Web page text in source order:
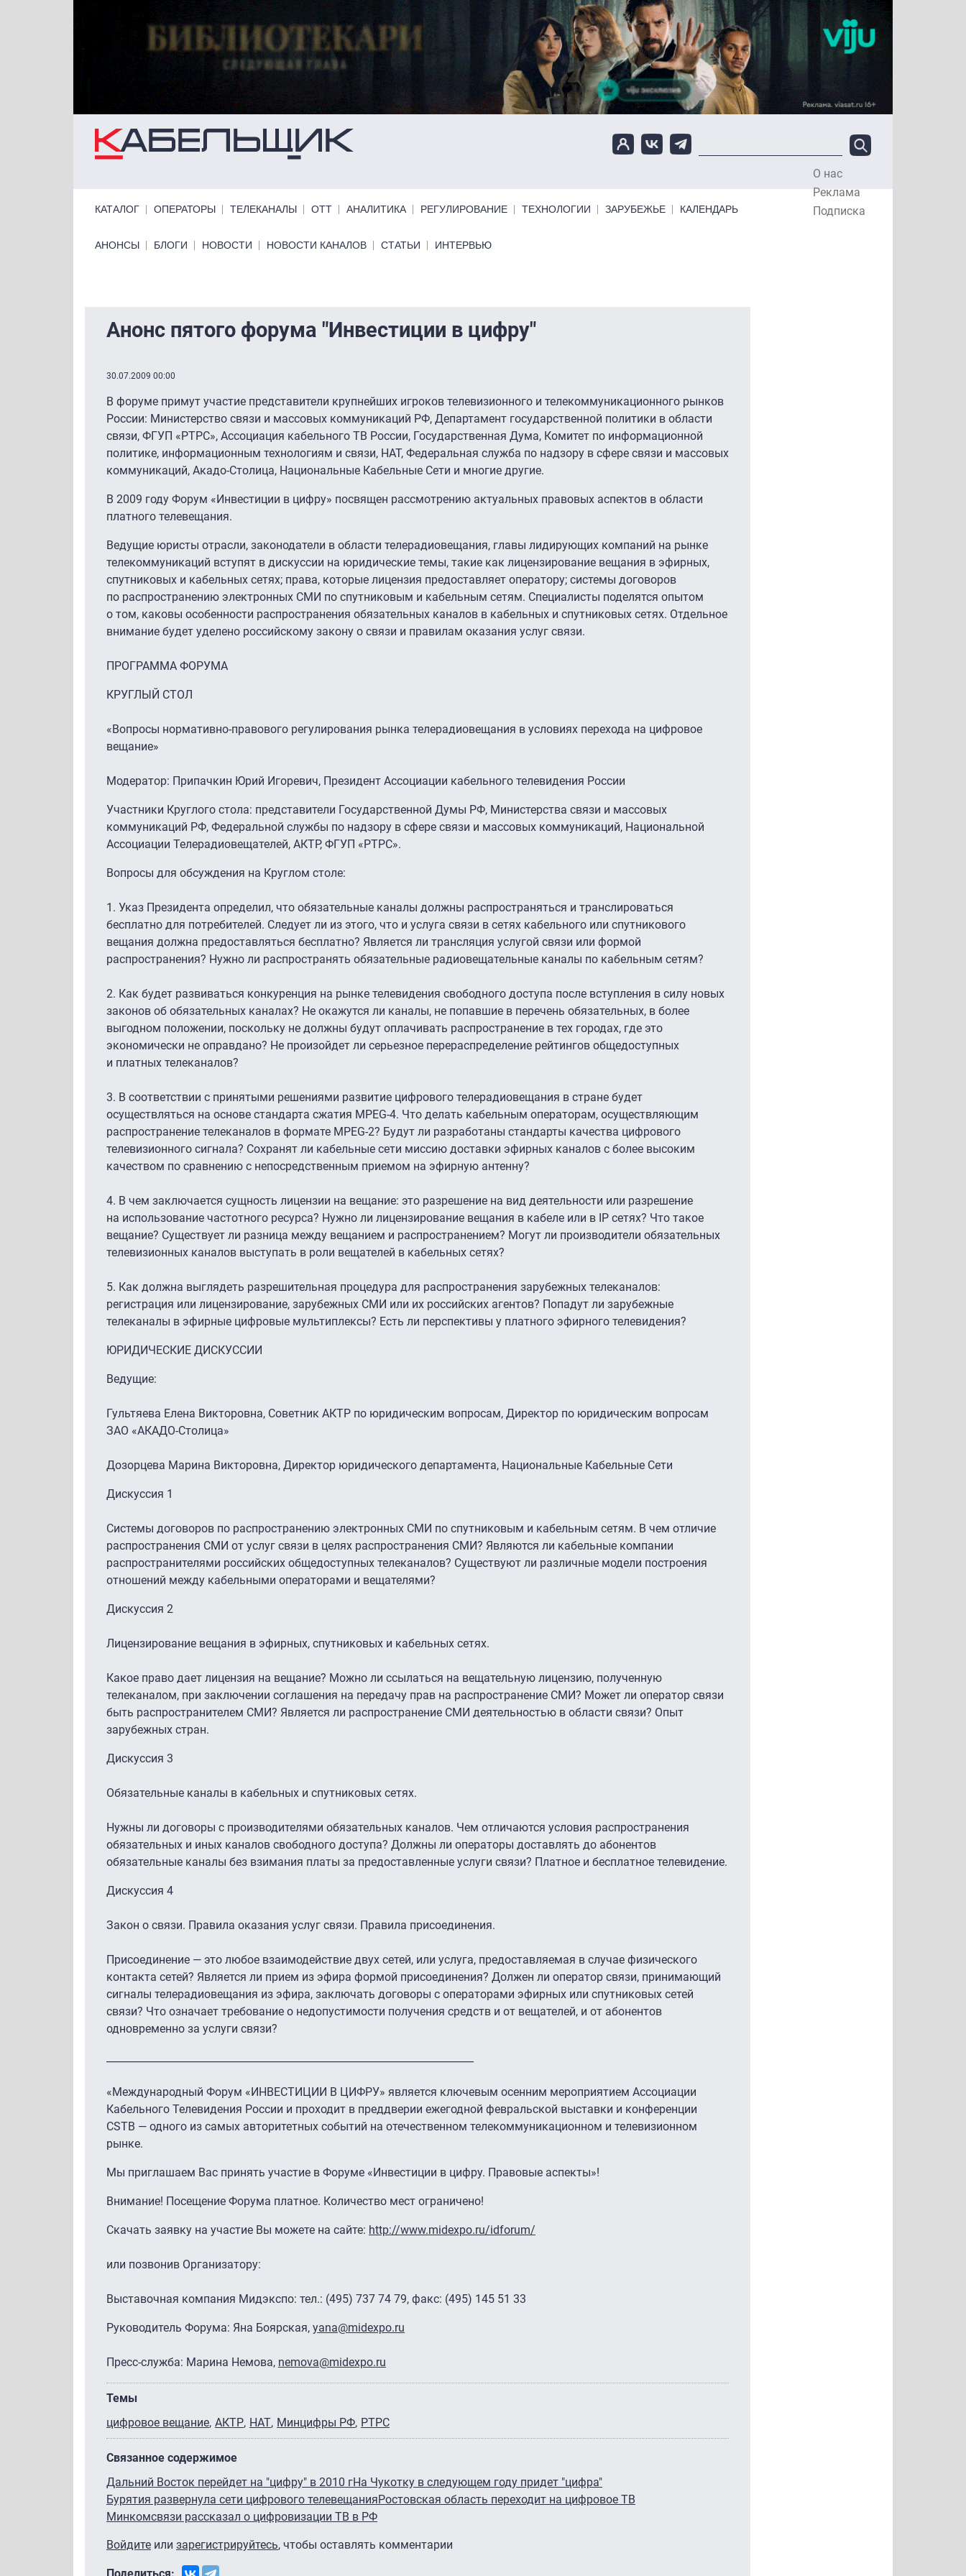
О нас
Реклама
Подписка
КАТАЛОГ ОПЕРАТОРЫ ТЕЛЕКАНАЛЫ ОТТ АНАЛИТИКА РЕГУЛИРОВАНИЕ ТЕХНОЛОГИИ ЗАРУБЕЖЬЕ КАЛЕНДАРЬ
Primary links bottom
АНОНСЫ БЛОГИ НОВОСТИ НОВОСТИ КАНАЛОВ СТАТЬИ ИНТЕРВЬЮ
Анонс пятого форума "Инвестиции в цифру"
30.07.2009 00:00
В форуме примут участие представители крупнейших игроков телевизионного и телекоммуникационного рынков
России: Министерство связи и массовых коммуникаций РФ, Департамент государственной политики в области
связи, ФГУП «РТРС», Ассоциация кабельного ТВ России, Государственная Дума, Комитет по информационной
политике, информационным технологиям и связи, НАТ, Федеральная служба по надзору в сфере связи и массовых
коммуникаций, Акадо-Столица, Национальные Кабельные Сети и многие другие.
В 2009 году Форум «Инвестиции в цифру» посвящен рассмотрению актуальных правовых аспектов в области
платного телевещания.
Ведущие юристы отрасли, законодатели в области телерадиовещания, главы лидирующих компаний на рынке
телекоммуникаций вступят в дискуссии на юридические темы, такие как лицензирование вещания в эфирных,
спутниковых и кабельных сетях; права, которые лицензия предоставляет оператору; системы договоров
по распространению электронных СМИ по спутниковым и кабельным сетям. Специалисты поделятся опытом
о том, каковы особенности распространения обязательных каналов в кабельных и спутниковых сетях. Отдельное
внимание будет уделено российскому закону о связи и правилам оказания услуг связи.
ПРОГРАММА ФОРУМА
КРУГЛЫЙ СТОЛ
«Вопросы нормативно-правового регулирования рынка телерадиовещания в условиях перехода на цифровое
вещание»
Модератор: Припачкин Юрий Игоревич, Президент Ассоциации кабельного телевидения России
Участники Круглого стола: представители Государственной Думы РФ, Министерства связи и массовых
коммуникаций РФ, Федеральной службы по надзору в сфере связи и массовых коммуникаций, Национальной
Ассоциации Телерадиовещателей, АКТР, ФГУП «РТРС».
Вопросы для обсуждения на Круглом столе:
1. Указ Президента определил, что обязательные каналы должны распространяться и транслироваться
бесплатно для потребителей. Следует ли из этого, что и услуга связи в сетях кабельного или спутникового
вещания должна предоставляться бесплатно? Является ли трансляция услугой связи или формой
распространения? Нужно ли распространять обязательные радиовещательные каналы по кабельным сетям?
2. Как будет развиваться конкуренция на рынке телевидения свободного доступа после вступления в силу новых
законов об обязательных каналах? Не окажутся ли каналы, не попавшие в перечень обязательных, в более
выгодном положении, поскольку не должны будут оплачивать распространение в тех городах, где это
экономически не оправдано? Не произойдет ли серьезное перераспределение рейтингов общедоступных
и платных телеканалов?
3. В соответствии с принятыми решениями развитие цифрового телерадиовещания в стране будет
осуществляться на основе стандарта сжатия MPEG-4. Что делать кабельным операторам, осуществляющим
распространение телеканалов в формате MPEG-2? Будут ли разработаны стандарты качества цифрового
телевизионного сигнала? Сохранят ли кабельные сети миссию доставки эфирных каналов с более высоким
качеством по сравнению с непосредственным приемом на эфирную антенну?
4. В чем заключается сущность лицензии на вещание: это разрешение на вид деятельности или разрешение
на использование частотного ресурса? Нужно ли лицензирование вещания в кабеле или в IP сетях? Что такое
вещание? Существует ли разница между вещанием и распространением? Могут ли производители обязательных
телевизионных каналов выступать в роли вещателей в кабельных сетях?
5. Как должна выглядеть разрешительная процедура для распространения зарубежных телеканалов:
регистрация или лицензирование, зарубежных СМИ или их российских агентов? Попадут ли зарубежные
телеканалы в эфирные цифровые мультиплексы? Есть ли перспективы у платного эфирного телевидения?
ЮРИДИЧЕСКИЕ ДИСКУССИИ
Ведущие:
Гультяева Елена Викторовна, Советник АКТР по юридическим вопросам, Директор по юридическим вопросам
ЗАО «АКАДО-Столица»
Дозорцева Марина Викторовна, Директор юридического департамента, Национальные Кабельные Сети
Дискуссия 1
Системы договоров по распространению электронных СМИ по спутниковым и кабельным сетям. В чем отличие
распространения СМИ от услуг связи в целях распространения СМИ? Являются ли кабельные компании
распространителями российских общедоступных телеканалов? Существуют ли различные модели построения
отношений между кабельными операторами и вещателями?
Дискуссия 2
Лицензирование вещания в эфирных, спутниковых и кабельных сетях.
Какое право дает лицензия на вещание? Можно ли ссылаться на вещательную лицензию, полученную
телеканалом, при заключении соглашения на передачу прав на распространение СМИ? Может ли оператор связи
быть распространителем СМИ? Является ли распространение СМИ деятельностью в области связи? Опыт
зарубежных стран.
Дискуссия 3
Обязательные каналы в кабельных и спутниковых сетях.
Нужны ли договоры с производителями обязательных каналов. Чем отличаются условия распространения
обязательных и иных каналов свободного доступа? Должны ли операторы доставлять до абонентов
обязательные каналы без взимания платы за предоставленные услуги связи? Платное и бесплатное телевидение.
Дискуссия 4
Закон о связи. Правила оказания услуг связи. Правила присоединения.
Присоединение — это любое взаимодействие двух сетей, или услуга, предоставляемая в случае физического
контакта сетей? Является ли прием из эфира формой присоединения? Должен ли оператор связи, принимающий
сигналы телерадиовещания из эфира, заключать договоры с операторами эфирных или спутниковых сетей
связи? Что означает требование о недопустимости получения средств и от вещателей, и от абонентов
одновременно за услуги связи?
«Международный Форум «ИНВЕСТИЦИИ В ЦИФРУ» является ключевым осенним мероприятием Ассоциации
Кабельного Телевидения России и проходит в преддверии ежегодной февральской выставки и конференции
CSTB — одного из самых авторитетных событий на отечественном телекоммуникационном и телевизионном
рынке.
Мы приглашаем Вас принять участие в Форуме «Инвестиции в цифру. Правовые аспекты»!
Внимание! Посещение Форума платное. Количество мест ограничено!
Скачать заявку на участие Вы можете на сайте: http://www.midexpo.ru/idforum/
или позвонив Организатору:
Выставочная компания Мидэкспо: тел.: (495) 737 74 79, факс: (495) 145 51 33
Руководитель Форума: Яна Боярская, yana@midexpo.ru
Пресс-служба: Марина Немова, nemova@midexpo.ru
Темы
цифровое вещание АКТР НАТ Минцифры РФ РТРС
Связанное содержимое
Дальний Восток перейдет на "цифру" в 2010 гНа Чукотку в следующем году придет "цифра"
Бурятия развернула сети цифрового телевещанияРостовская область переходит на цифровое ТВ
Минкомсвязи рассказал о цифровизации ТВ в РФ
Войдите или зарегистрируйтесь, чтобы оставлять комментарии
Поделиться: